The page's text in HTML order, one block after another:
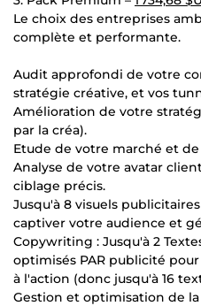
Le choix des entreprises
complète et performante.
Audit approfondi de votre
stratégie créative, et vos
Amélioration de votre
par la créa).
Etude de votre marché et
Analyse de votre avatar
ciblage précis.
Jusqu'à 8 visuels
captiver votre audience et
Copywriting : Jusqu'à 2
optimisés PAR publicité
à l'action (donc jusqu'à 16
Gestion et optimisation de